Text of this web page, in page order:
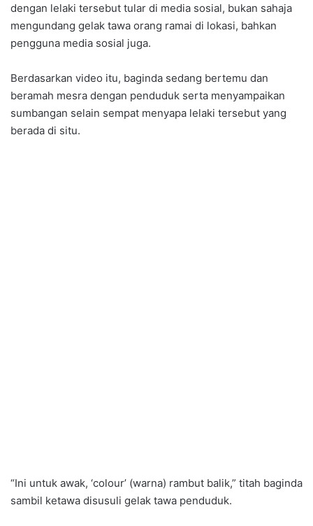
dengan lelaki tersebut tular di media sosial, bukan sahaja
mengundang gelak tawa orang ramai di lokasi, bahkan
pengguna media sosial juga.
Berdasarkan video itu, baginda sedang bertemu dan
beramah mesra dengan penduduk serta menyampaikan
sumbangan selain sempat menyapa lelaki tersebut yang
berada di situ.
“Ini untuk awak, ‘colour’ (warna) rambut balik,” titah baginda
sambil ketawa disusuli gelak tawa penduduk.